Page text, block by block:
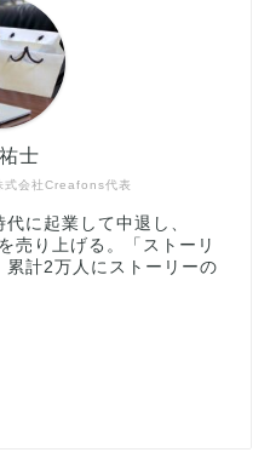
式会社Creafons代表
士
に起業して中退し、
売り上げる。「ストーリ
計2万人にストーリーの